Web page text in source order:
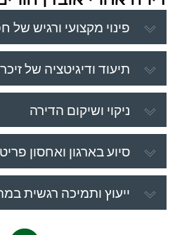
פינוי מקצועי ורגיש של
תיעוד ודיגיטציה של
ניקוי ושיקום הדירה
סיוע בארגון ואחסון
ייעוץ ותמיכה רגשית